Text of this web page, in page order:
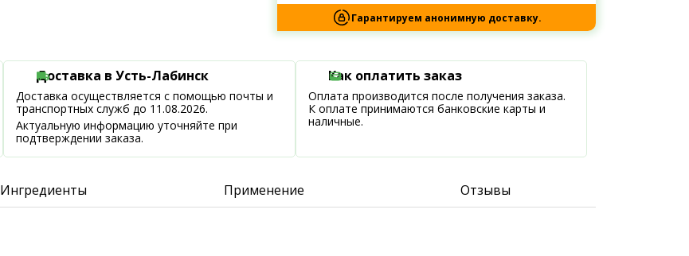
Гарантируем анонимную доставку.
Доставка в Усть-Лабинск
Доставка осуществляется с помощью почты и
транспортных служб до 11.08.2026.
Актуальную информацию уточняйте при
подтверждении заказа.
Как оплатить заказ
Оплата производится после получения заказа.
К оплате принимаются банковские карты и
наличные.
Ингредиенты Применение Отзывы